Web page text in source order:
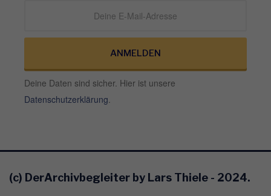
ANMELDEN
Deine Daten sind sicher. Hier ist unsere
Datenschutzerklärung
(c) DerArchivbegleiter by Lars Thiele - 2024.